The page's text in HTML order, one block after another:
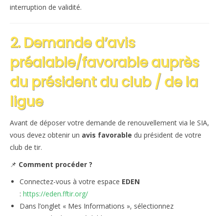
interruption de validité.
2. Demande d’avis
préalable/favorable auprès
du président du club / de la
ligue
Avant de déposer votre demande de renouvellement via le SIA,
vous devez obtenir un avis favorable du président de votre
club de tir.
📌 Comment procéder ?
Connectez-vous à votre espace EDEN
: https://eden.fftir.org/
Dans l’onglet « Mes Informations », sélectionnez